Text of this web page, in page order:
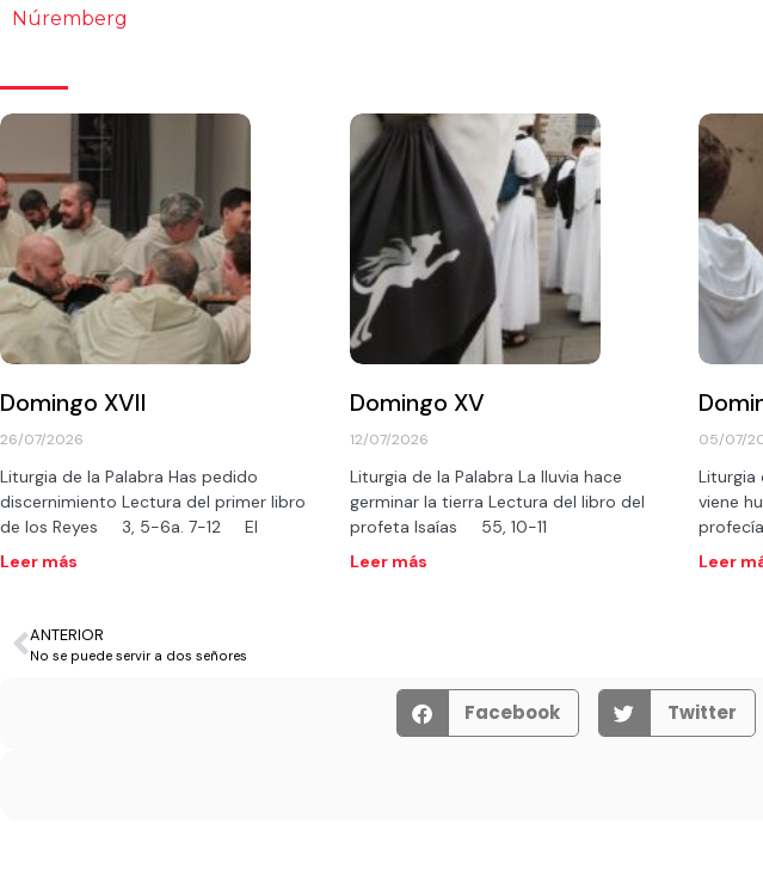
Núremberg
Domingo XVII
26/07/2026
Liturgia de la Palabra Has pedido
discernimiento Lectura del primer libro
de los Reyes 3, 5-6a. 7-12 El
Leer más
Domingo XV
12/07/2026
Liturgia de la Palabra La lluvia hace
germinar la tierra Lectura del libro del
profeta Isaías 55, 10-11
Leer más
05/07/
Liturgia
viene
Leer
ANTERIOR
No se puede servir a dos señores
Facebook Twitter